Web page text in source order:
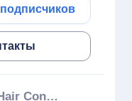
Alexandra Bota Hair Concept